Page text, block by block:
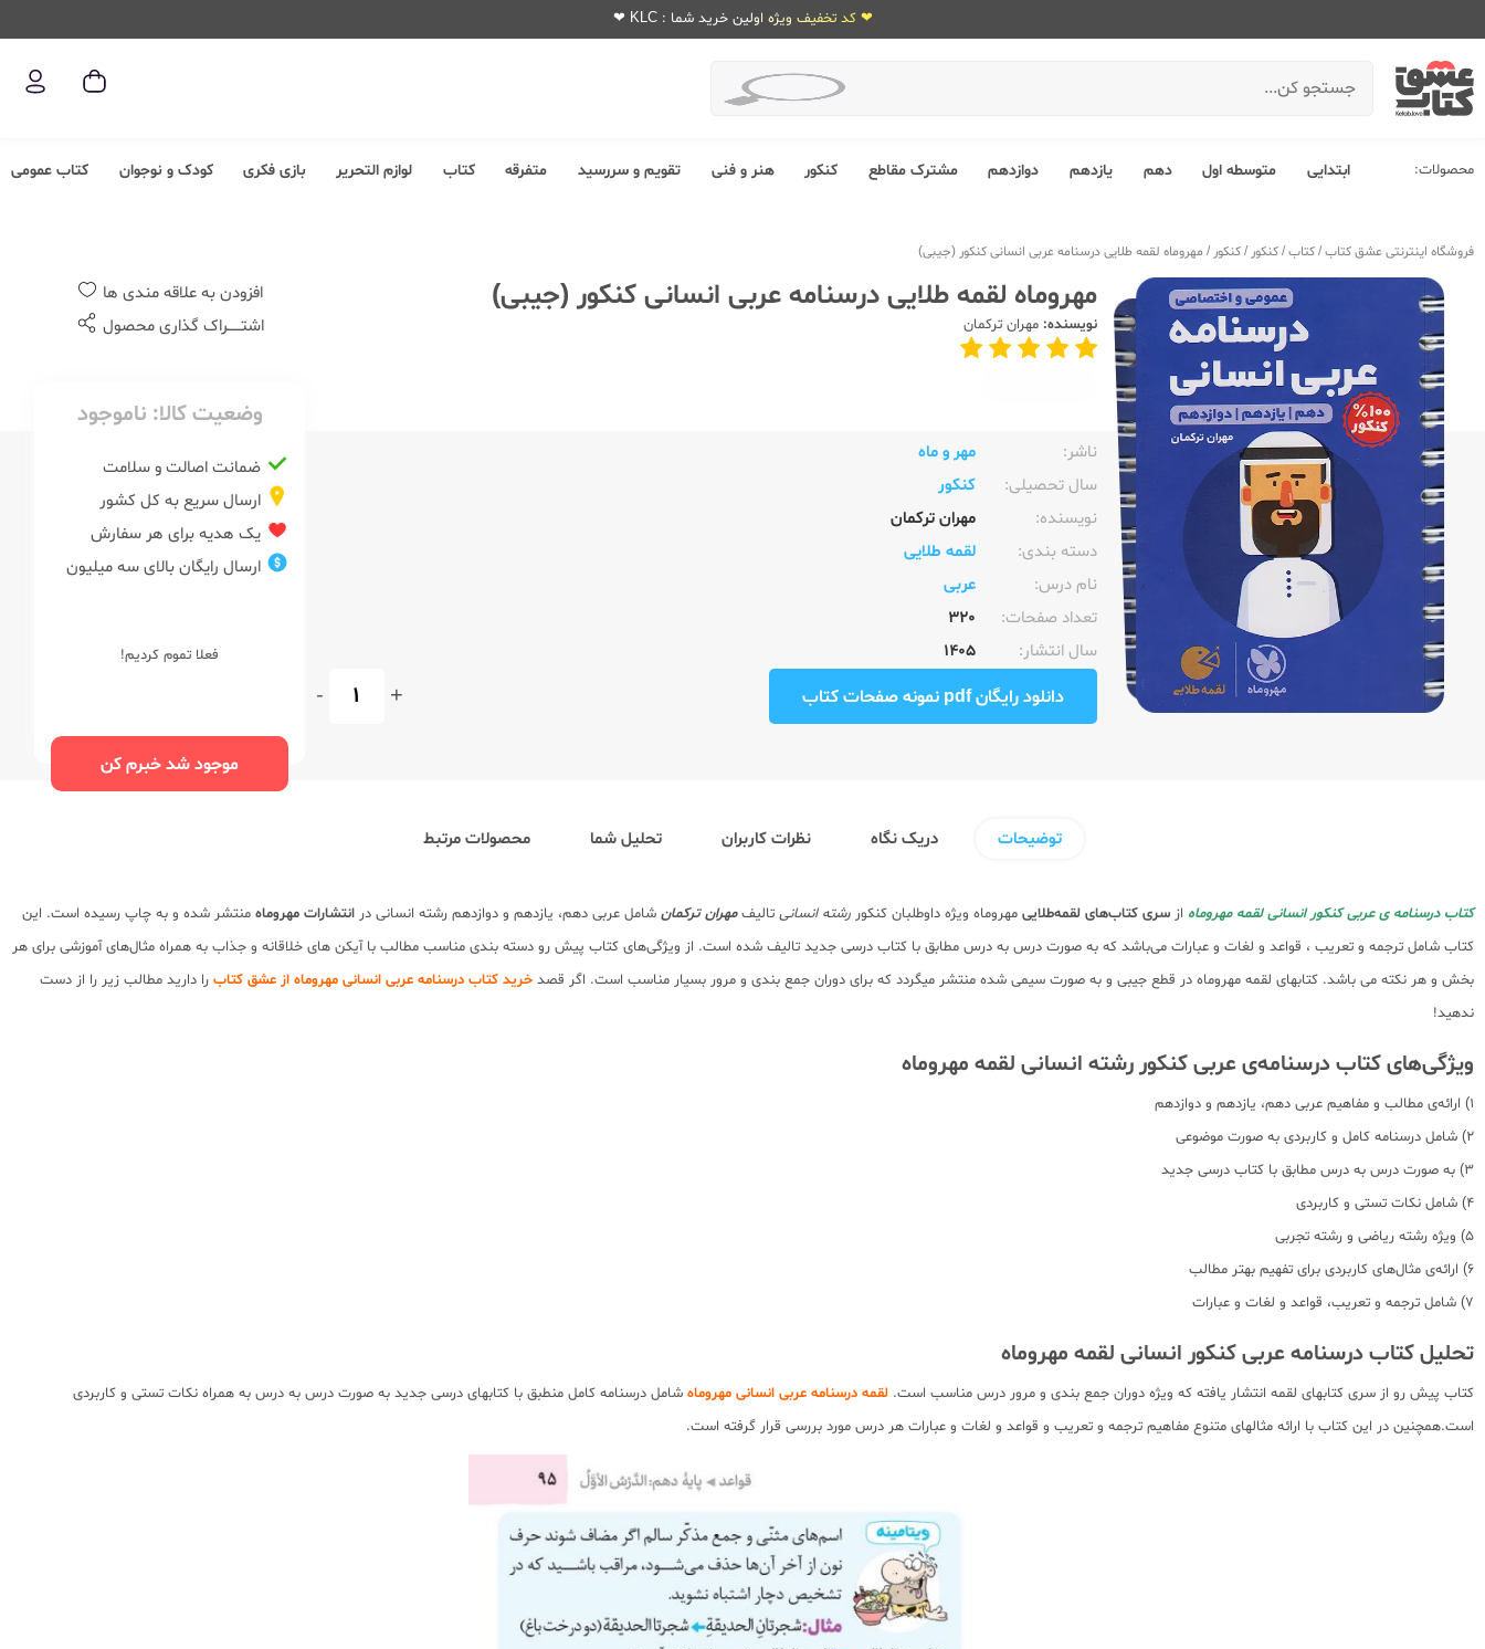
❤ کد تخفیف ویژه اولین خرید شما : KLC ❤
محصولات: ابتدایی متوسطه اول دهم یازدهم دوازدهم مشترک مقاطع کنکور هنر و فنی تقویم و سررسید متفرقه کتاب لوازم التحریر بازی فکری کودک و نوجوان کتاب عمومی
فروشگاه اینترنتی عشق کتاب/کتاب/کنکور /کنکور / مهروماه لقمه طلایی درسنامه عربی انسانی کنکور (جیبی)
مهروماه لقمه طلایی درسنامه عربی انسانی کنکور (جیبی)
نویسنده: مهران ترکمان
ناشر:‌
مهر و ماه
سال تحصیلی:‌
کنکور
نویسنده:‌
مهران ترکمان
دسته بندی:
لقمه طلایی
نام درس:
عربی
تعداد صفحات:‌
320
سال انتشار:‌
1405
دانلود رایگان pdf نمونه صفحات کتاب +
-
افزودن به علاقه مندی ها
اشتــــــراک گذاری محصول
وضعیت کالا: ناموجود
ضمانت اصالت و سلامت
ارسال سریع به کل کشور
یک هدیه برای هر سفارش
ارسال رایگان بالای سه میلیون
فعلا تموم کردیم!
موجود شد خبرم کن
توضیحات دریک نگاه نظرات کاربران تحلیل شما محصولات مرتبط
کتاب درسنامه ی عربی کنکور انسانی لقمه مهروماه از سری کتاب‌های لقمه‌طلایی مهروماه ویژه داوطلبان کنکور رشته انسانی تالیفمهران ترکمان شامل عربی دهم، یازدهم و دوازدهم رشته انسانی در انتشارات مهروماه منتشر شده و به چاپ رسیده است. این
کتاب شامل ترجمه و تعریب ، قواعد و لغات و عبارات می‌باشد که به صورت درس به درس مطابق با کتاب درسی جدید تالیف شده است. از ویژگی‌های کتاب پیش رو دسته بندی مناسب مطالب با آیکن های خلاقانه و جذاب به همراه مثال‌های آموزشی برای هر
بخش و هر نکته می باشد. کتابهای لقمه مهروماه در قطع جیبی و به صورت سیمی شده منتشر میگردد که برای دوران جمع بندی و مرور بسیار مناسب است. اگر قصد خرید کتاب درسنامه عربی انسانی مهروماه از عشق کتاب را دارید مطالب زیر را از دست
ندهید!
ویژگی‌های کتاب درسنامه‌ی عربی کنکور رشته انسانی لقمه مهروماه
1) ارائه‌ی مطالب و مفاهیم عربی دهم، یازدهم و دوازدهم
2) شامل درسنامه کامل و کاربردی به صورت موضوعی
3) به صورت درس به درس مطابق با کتاب درسی جدید
4) شامل نکات تستی و کاربردی
5) ویژه رشته ریاضی و رشته تجربی
6) ارائه‌ی مثال‌های کاربردی برای تفهیم بهتر مطالب
7) شامل ترجمه و تعریب، قواعد و لغات و عبارات
تحلیل کتاب درسنامه عربی کنکور انسانی لقمه مهروماه
کتاب پیش رو از سری کتابهای لقمه انتشار یافته که ویژه دوران جمع بندی و مرور درس مناسب است. لقمه درسنامه عربی انسانی مهروماه شامل درسنامه کامل منطبق با کتابهای درسی جدید به صورت درس به درس به همراه نکات تستی و کاربردی
است.همچنین در این کتاب با ارائه مثالهای متنوع مفاهیم ترجمه و تعریب و قواعد و لغات و عبارات هر درس مورد بررسی قرار گرفته است.